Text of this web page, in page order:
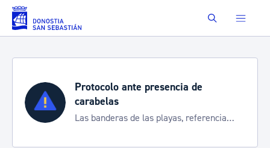
Saltar al contenido principal Buscar
Protocolo ante presencia de
carabelas
Las banderas de las playas, referencia